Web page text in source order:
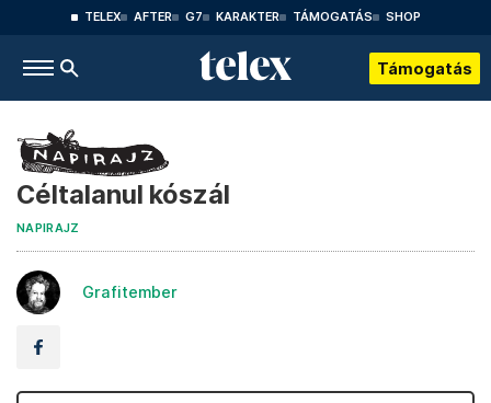
TELEX AFTER G7 KARAKTER TÁMOGATÁS SHOP
Támogatás
Céltalanul kószál
NAPIRAJZ
Grafitember